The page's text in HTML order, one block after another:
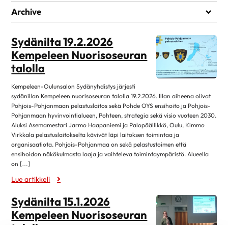
Ei kategorioita
Archive
tammikuu 2026 1
joulukuu 2025 1
marraskuu 2025 2
lokakuu 2025
syyskuu 2025 2
kesäkuu 2025
huhtikuu 2025
helmikuu 2025
marraskuu 2024 1
lokakuu 2024
Sydänilta 19.2.2026
Kempeleen Nuorisoseuran
talolla
Kempeleen-Oulunsalon Sydänyhdistys järjesti
sydänillan Kempeleen nuorisoseuran talolla 19.2.2026. Illan aiheena olivat
Pohjois-Pohjanmaan pelastuslaitos sekä Pohde OYS ensihoito ja Pohjois-
Pohjanmaan hyvinvointialueen, Pohteen, strategia sekä visio vuoteen 2030.
Aluksi Asemamestari Jarmo Haapaniemi ja Palopäällikkö, Oulu, Kimmo
Virkkala pelastuslaitokselta kävivät läpi laitoksen toimintaa ja
organisaatiota. Pohjois-Pohjanmaa on sekä pelastustoimen että
ensihoidon näkökulmasta laaja ja vaihteleva toimintaympäristö. Alueella
on […]
Lue artikkeli
Sydänilta 15.1.2026
Kempeleen Nuorisoseuran